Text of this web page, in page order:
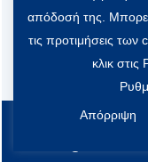
o
k
e
r
-
x
c
d
i
n
@
απόδοσή της.
τις προτιμήσεις
κλικ στις
Απόρριψη